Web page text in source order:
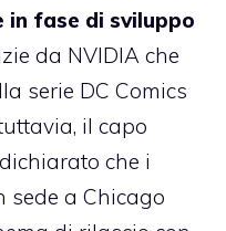
fase di sviluppo
da NVIDIA che
serie DC Comics
il capo
che i
sede a Chicago